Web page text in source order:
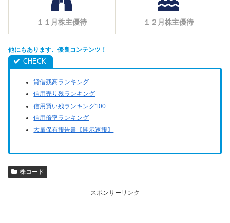
１１月株主優待 １２月株主優待
他にもあります、優良コンテンツ！
貸借残高ランキング
信用売り残ランキング
信用買い残ランキング100
信用倍率ランキング
大量保有報告書【開示速報】
株コード
スポンサーリンク